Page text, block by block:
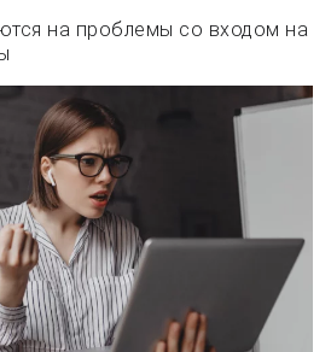
на проблемы со входом на